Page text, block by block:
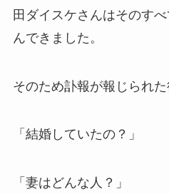
田ダイスケさんはそのす
んできました。
そのため訃報が報じられた
「結婚していたの？」
「妻はどんな人？」